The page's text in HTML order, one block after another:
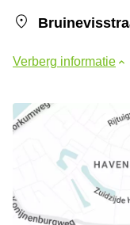
Verberg informatie